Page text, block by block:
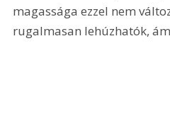
magassága ezzel nem
rugalmasan lehúzhatók,